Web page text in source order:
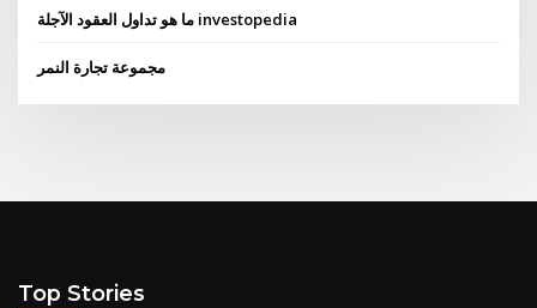
ما هو تداول العقود الآجلة investopedia
مجموعة تجارة النمر
Top Stories